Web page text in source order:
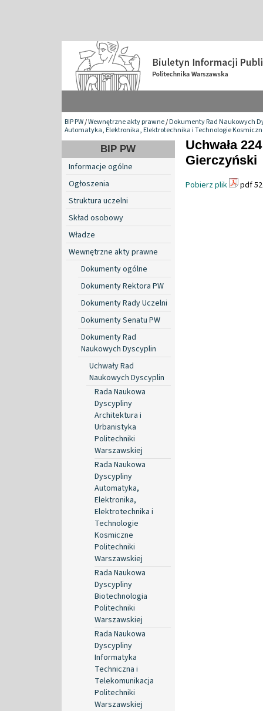
BIP PW/Wewnętrzne akty prawne/Dokumenty Rad Naukowych
Automatyka, Elektronika, Elektrotechnika i Technologie
BIP PW
Informacje ogólne
Ogłoszenia
Struktura uczelni
Skład osobowy
Władze
Wewnętrzne akty prawne
Dokumenty ogólne
Dokumenty Rektora PW
Dokumenty Rady Uczelni
Dokumenty Senatu PW
Dokumenty Rad
Naukowych Dyscyplin
Uchwały Rad
Naukowych Dyscyplin
Rada Naukowa
Dyscypliny
Architektura i
Urbanistyka
Politechniki
Warszawskiej
Rada Naukowa
Dyscypliny
Automatyka,
Elektronika,
Elektrotechnika i
Technologie
Kosmiczne
Politechniki
Warszawskiej
Rada Naukowa
Dyscypliny
Biotechnologia
Politechniki
Warszawskiej
Rada Naukowa
Dyscypliny
Informatyka
Techniczna i
Telekomunikacja
Politechniki
Warszawskiej
Uchwała
Gierczyński
Pobierz plik pdf